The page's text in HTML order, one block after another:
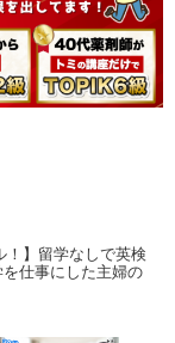
！】留学なしで英検
仕事にした主婦の